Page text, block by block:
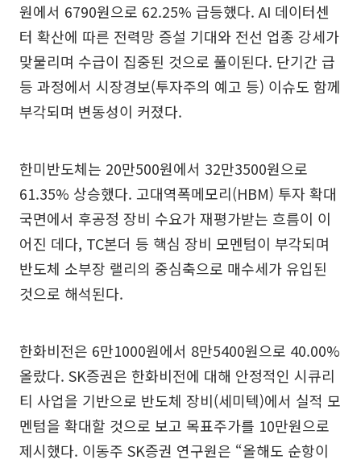
원에서 6790원으로 62.25% 급등했다. AI 데이터센
터 확산에 따른 전력망 증설 기대와 전선 업종 강세가
맞물리며 수급이 집중된 것으로 풀이된다. 단기간 급
등 과정에서 시장경보(투자주의 예고 등) 이슈도 함께
부각되며 변동성이 커졌다.
한미반도체는 20만500원에서 32만3500원으로
61.35% 상승했다. 고대역폭메모리(HBM) 투자 확대
국면에서 후공정 장비 수요가 재평가받는 흐름이 이
어진 데다, TC본더 등 핵심 장비 모멘텀이 부각되며
반도체 소부장 랠리의 중심축으로 매수세가 유입된
것으로 해석된다.
한화비전은 6만1000원에서 8만5400원으로 40.00%
올랐다. SK증권은 한화비전에 대해 안정적인 시큐리
티 사업을 기반으로 반도체 장비(세미텍)에서 실적 모
멘텀을 확대할 것으로 보고 목표주가를 10만원으로
제시했다. 이동주 SK증권 연구원은 “올해도 순항이